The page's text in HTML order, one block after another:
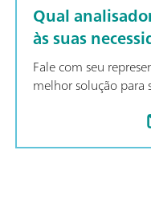
Qual
às suas
Fale com seu
melhor solução para